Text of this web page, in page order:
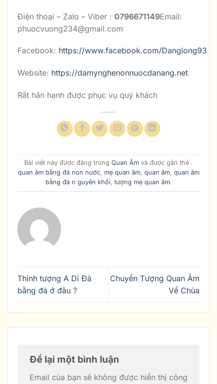
Điện thoại – Zalo – Viber : 0796671149Email:
phuocvuong234@gmail.com
Facebook: https://www.facebook.com/Danglong93
Website: https://damynghenonnuocdanang.net
Rất hân hạnh được phục vụ quý khách
Bài viết này được đăng trong Quan Âm và được gắn thẻ .
quan âm bằng đá non nước, mẹ quan âm, quan âm, quan âm
bằng đá n guyên khối, tượng mẹ quan âm.
Thỉnh tượng A Di Đà
bằng đá ở đâu ?
Chuyển Tượng Quan Âm
Về Chùa
Để lại một bình luận
Email của bạn sẽ không được hiển thị công